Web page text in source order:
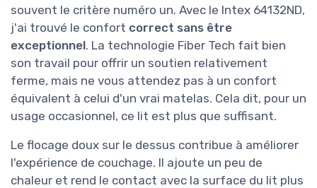
souvent le critère numéro un. Avec le Intex 64132ND,
j'ai trouvé le confort correct sans être
exceptionnel. La technologie Fiber Tech fait bien
son travail pour offrir un soutien relativement
ferme, mais ne vous attendez pas à un confort
équivalent à celui d'un vrai matelas. Cela dit, pour un
usage occasionnel, ce lit est plus que suffisant.
Le flocage doux sur le dessus contribue à améliorer
l'expérience de couchage. Il ajoute un peu de
chaleur et rend le contact avec la surface du lit plus